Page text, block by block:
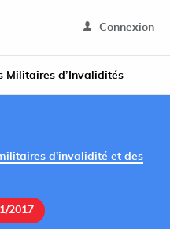
Connexion
Militaires d’Invalidités
d'invalidité et des
2017